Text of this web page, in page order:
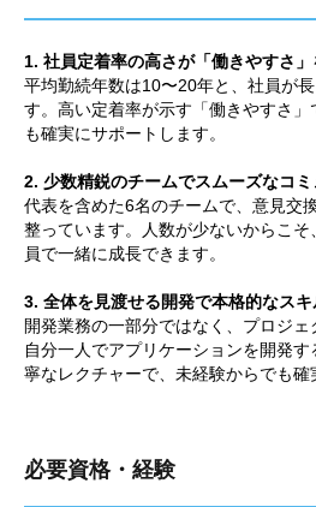
1. 社員定着率の高さが「働きやすさ」
平均勤続年数は10〜20年と、社員が
す。高い定着率が示す「働きやすさ
も確実にサポートします。
2. 少数精鋭のチームでスムーズなコ
代表を含めた6名のチームで、意見交
整っています。人数が少ないからこ
員で一緒に成長できます。
3. 全体を見渡せる開発で本格的なスキ
開発業務の一部分ではなく、プロジェ
自分一人でアプリケーションを開発
寧なレクチャーで、未経験からでも確
必要資格・経験